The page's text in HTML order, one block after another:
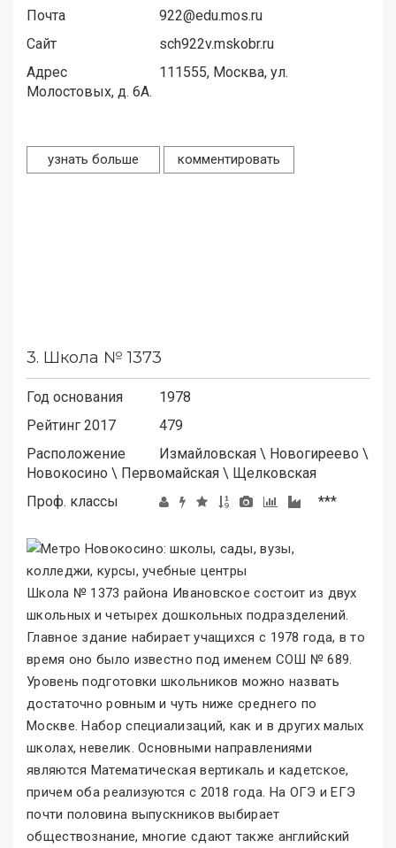
Почта
922@edu.mos.ru
Сайт
sch922v.mskobr.ru
Адрес
111555, Москва, ул.
Молостовых, д. 6А.
узнать больше комментировать
3. Школа № 1373
Год основания
1978
Рейтинг 2017
479
Расположение
Измайловская \ Новогиреево \
Новокосино \ Первомайская \ Щелковская
Проф. классы
***
Школа № 1373 района Ивановское состоит из двух
школьных и четырех дошкольных подразделений.
Главное здание набирает учащихся с 1978 года, в то
время оно было известно под именем СОШ № 689.
Уровень подготовки школьников можно назвать
достаточно ровным и чуть ниже среднего по
Москве. Набор специализаций, как и в других малых
школах, невелик. Основными направлениями
являются Математическая вертикаль и кадетское,
причем оба реализуются с 2018 года. На ОГЭ и ЕГЭ
почти половина выпускников выбирает
обществознание, многие сдают также английский